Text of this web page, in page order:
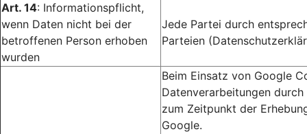
Art. 14: Informationspflicht,
wenn Daten nicht bei der
betroffenen Person erhoben
wurden
Jede Partei durch
Parteien
Beim Einsatz von Google
Datenverarbeitungen
zum Zeitpunkt der
Google.